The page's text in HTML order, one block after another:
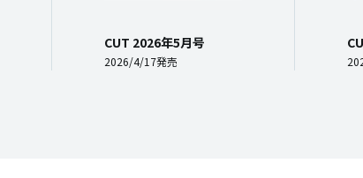
CUT 2026年5月号
2026/4/17発売